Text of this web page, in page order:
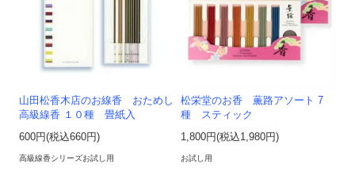
山田松香木店のお線香 おためし
高級線香 １０種 畳紙入
600円(税込660円)
高級線香シリーズお試し用
松栄堂のお香 薫路アソート 7
種 スティック
1,800円(税込1,980円)
お試し用